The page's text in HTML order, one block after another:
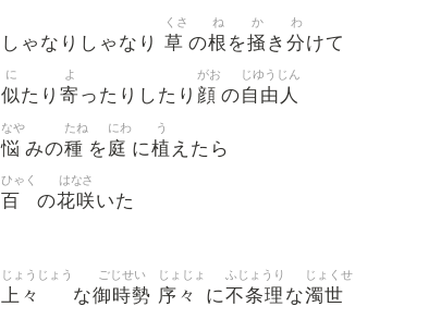
しゃなりしゃなり 草
くさ
の根
ね
を掻
か
き 分
わ
けて
似
に
たり 寄
よ
ったりしたり 顔
がお
の自由人
じゆうじん
悩
なや
みの種
たね
を 庭
にわ
に植
う
えたら
百
ひゃく
の花咲
はなさ
いた
上々
じょうじょう
な御時勢
ごじせい
序々
じょじょ
に不条理
ふじょうり
な濁世
じょくせ